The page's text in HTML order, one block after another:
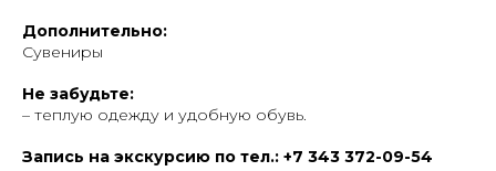
Дополнительно:
Сувениры
Не забудьте:
– теплую одежду и удобную обувь.
Запись на экскурсию по тел.: +7 343 372-09-54